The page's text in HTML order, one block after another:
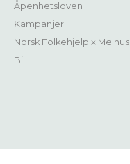
Åpenhetsloven
Kampanjer
Norsk Folkehjelp x Melhus
Bil